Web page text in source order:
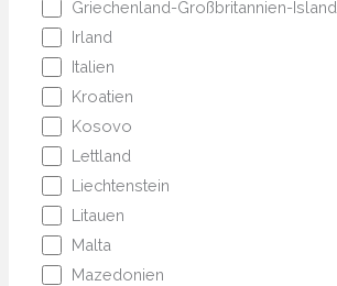
Griechenland-Großbritannien-Island
Irland
Italien
Kroatien
Kosovo
Lettland
Liechtenstein
Litauen
Malta
Mazedonien